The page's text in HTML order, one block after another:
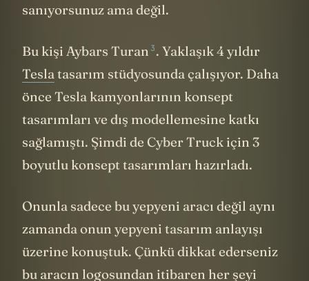
üçgen?” Şimdi siz bunu da espri
Bu kişiAybars Turan3. Yaklaşık 4 yıldır
Tesla tasarım stüdyosunda çalışıyor. Daha
önce Tesla kamyonlarının konsept
tasarımları ve dış modellemesine katkı
sağlamıştı. Şimdi de Cyber Truck için 3
Onunla sadece bu yepyeni aracı değil aynı
zamanda onun yepyeni tasarım anlayışı
üzerine konuştuk. Çünkü dikkat ederseniz